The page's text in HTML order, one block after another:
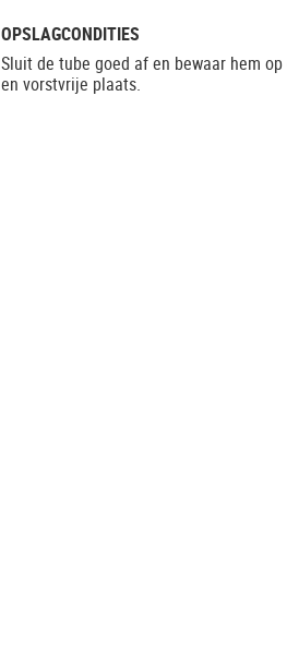
OPSLAGCONDITIES
Sluit de tube goed af en bewaar hem
en vorstvrije plaats.